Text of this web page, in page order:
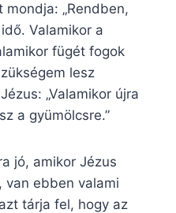
„Rendben,
Valamikor a
fügét fogok
lesz
„Valamikor újra
a gyümölcsre.”
jó, amikor Jézus
van ebben valami
tárja fel, hogy az